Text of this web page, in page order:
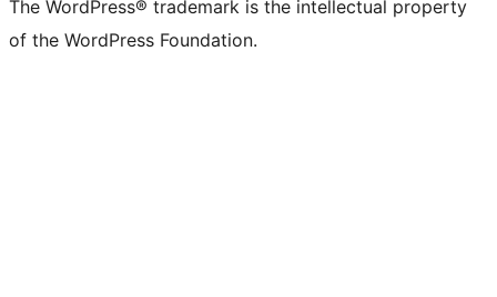
The WordPress® trademark is the intellectual property
of the WordPress Foundation.